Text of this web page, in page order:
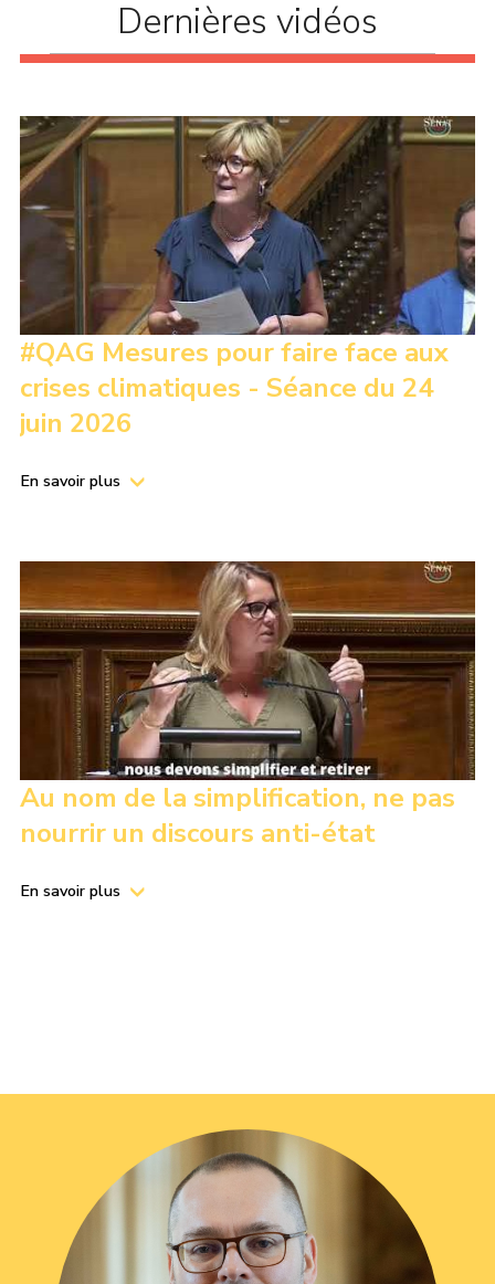
Dernières vidéos
#QAG Mesures pour faire face aux
crises climatiques - Séance du 24
juin 2026
En savoir plus
Au nom de la simplification, ne pas
nourrir un discours anti-état
En savoir plus